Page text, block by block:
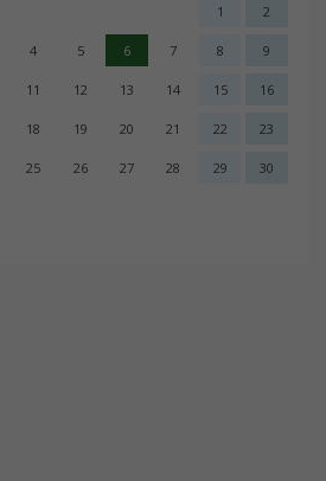
1 2
4 5 6 7 8 9
11 12 13 14 15 16
18 19 20 21 22 23
25 26 27 28 29 30